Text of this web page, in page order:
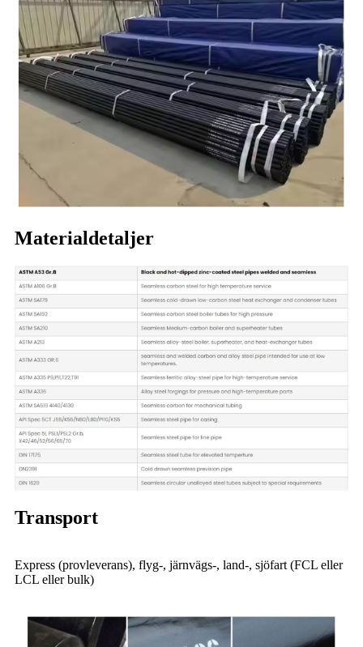
Materialdetaljer
Transport
Express (provleverans), flyg-, järnvägs-, land-, sjöfart (FCL eller
LCL eller bulk)